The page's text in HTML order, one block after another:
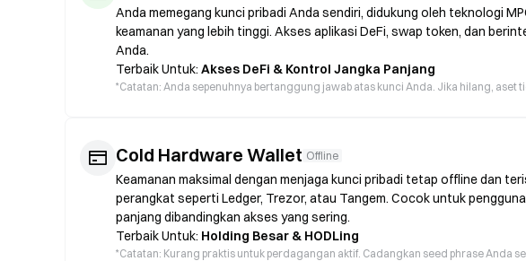
Anda memegang kunci pribadi Anda sendiri, didukung oleh teknologi
keamanan yang lebih tinggi. Akses aplikasi DeFi, swap token, dan
Anda.
Terbaik Untuk: Akses DeFi & Kontrol Jangka Panjang
*Catatan: Anda sepenuhnya bertanggung jawab atas kunci Anda. Jika hilang, aset
Cold Hardware Wallet Offline
Keamanan maksimal dengan menjaga kunci pribadi tetap offline dan
perangkat seperti Ledger, Trezor, atau Tangem. Cocok untuk
panjang dibandingkan akses yang sering.
Terbaik Untuk: Holding Besar & HODLing
*Catatan: Kurang praktis untuk perdagangan aktif. Cadangkan seed phrase Anda